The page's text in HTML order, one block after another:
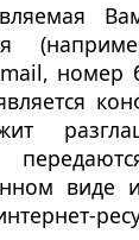
номер
виде